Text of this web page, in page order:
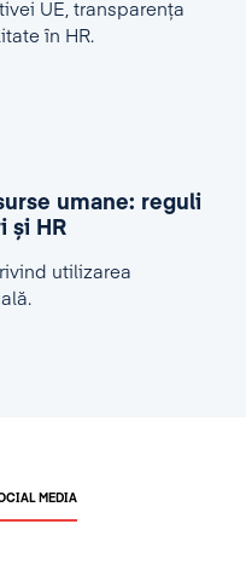
UE, transparența
în HR.
umane: reguli
și HR
utilizarea
MEDIA